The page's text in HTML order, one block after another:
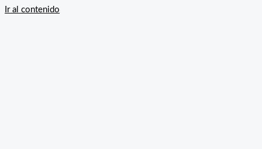
Ir al contenido